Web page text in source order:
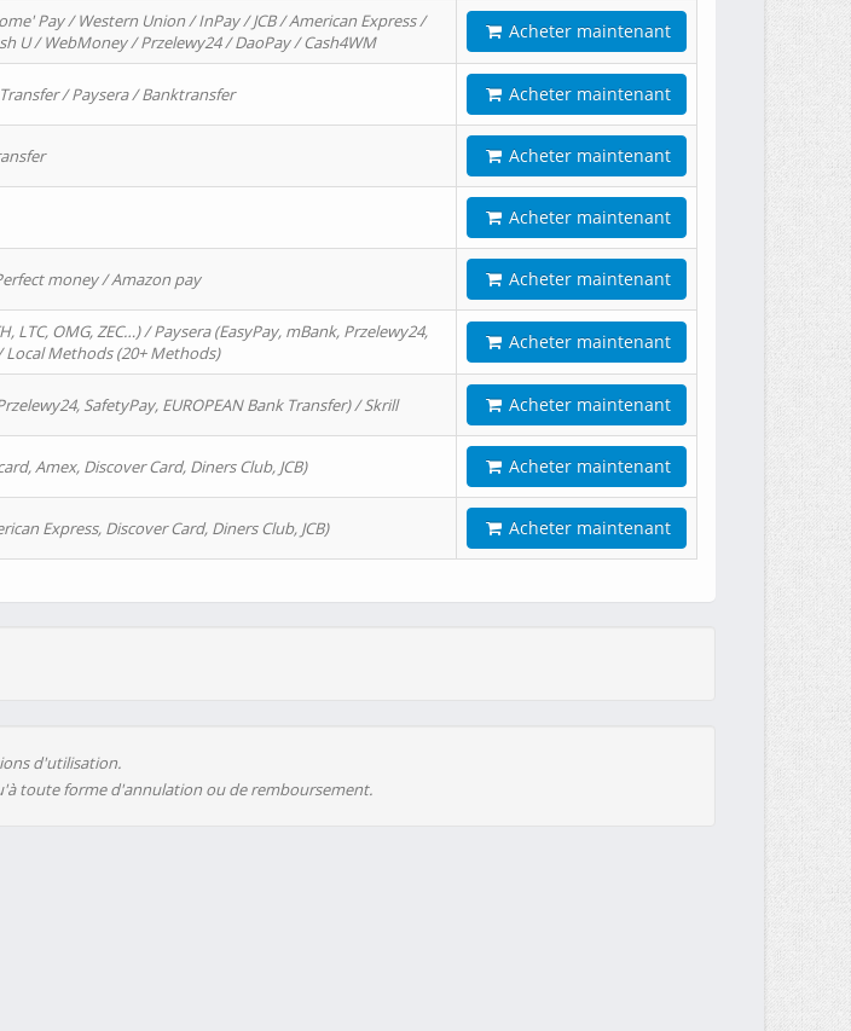
Pay / Western Union / InPay / JCB / American Express /
U / WebMoney / Przelewy24 / DaoPay / Cash4WM
Acheter maintenant
/ Paysera / Banktransfer Acheter maintenant
Acheter maintenant
Acheter maintenant
money / Amazon pay Acheter maintenant
LTC, OMG, ZEC…) / Paysera (EasyPay, mBank, Przelewy24,
Local Methods (20+ Methods)
Acheter maintenant
SafetyPay, EUROPEAN Bank Transfer) / Skrill Acheter maintenant
Amex, Discover Card, Diners Club, JCB) Acheter maintenant
Express, Discover Card, Diners Club, JCB) Acheter maintenant
d'utilisation.
toute forme d'annulation ou de remboursement.